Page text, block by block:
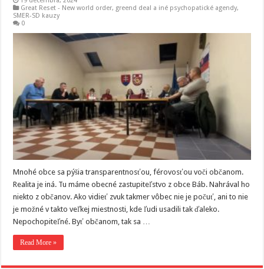
Great Reset - New world order, greend deal a iné psychopatické agendy,
SMER-SD kauzy
0
Mnohé obce sa pýšia transparentnosťou, férovosťou voči občanom.
Realita je iná. Tu máme obecné zastupiteľstvo z obce Báb. Nahrával ho
niekto z občanov. Ako vidieť zvuk takmer vôbec nie je počuť, ani to nie
je možné v takto veľkej miestnosti, kde ľudi usadili tak ďaleko.
Nepochopiteľné. Byť občanom, tak sa …
Read More »